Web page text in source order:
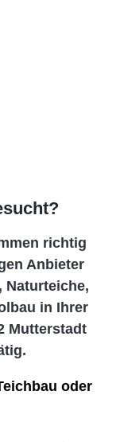
richtig
Anbieter
Naturteiche,
in Ihrer
Mutterstadt
oder